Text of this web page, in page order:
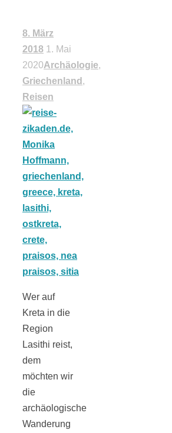
8. März
2018 1. Mai
2020Archäologie,
Griechenland ,
Reisen
Wer auf
Kreta in die
Region
Lasithi reist,
dem
möchten wir
die
archäologische
Wanderung